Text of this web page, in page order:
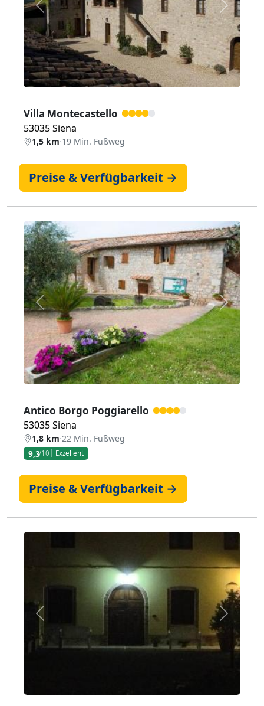
Zurück Weiter
Villa Montecastello
53035 Siena
1,5 km·19 Min. Fußweg
Preise & Verfügbarkeit →
Zurück Weiter
Antico Borgo Poggiarello
53035 Siena
1,8 km·22 Min. Fußweg
9,3/10 Exzellent
Preise & Verfügbarkeit →
Zurück Weiter